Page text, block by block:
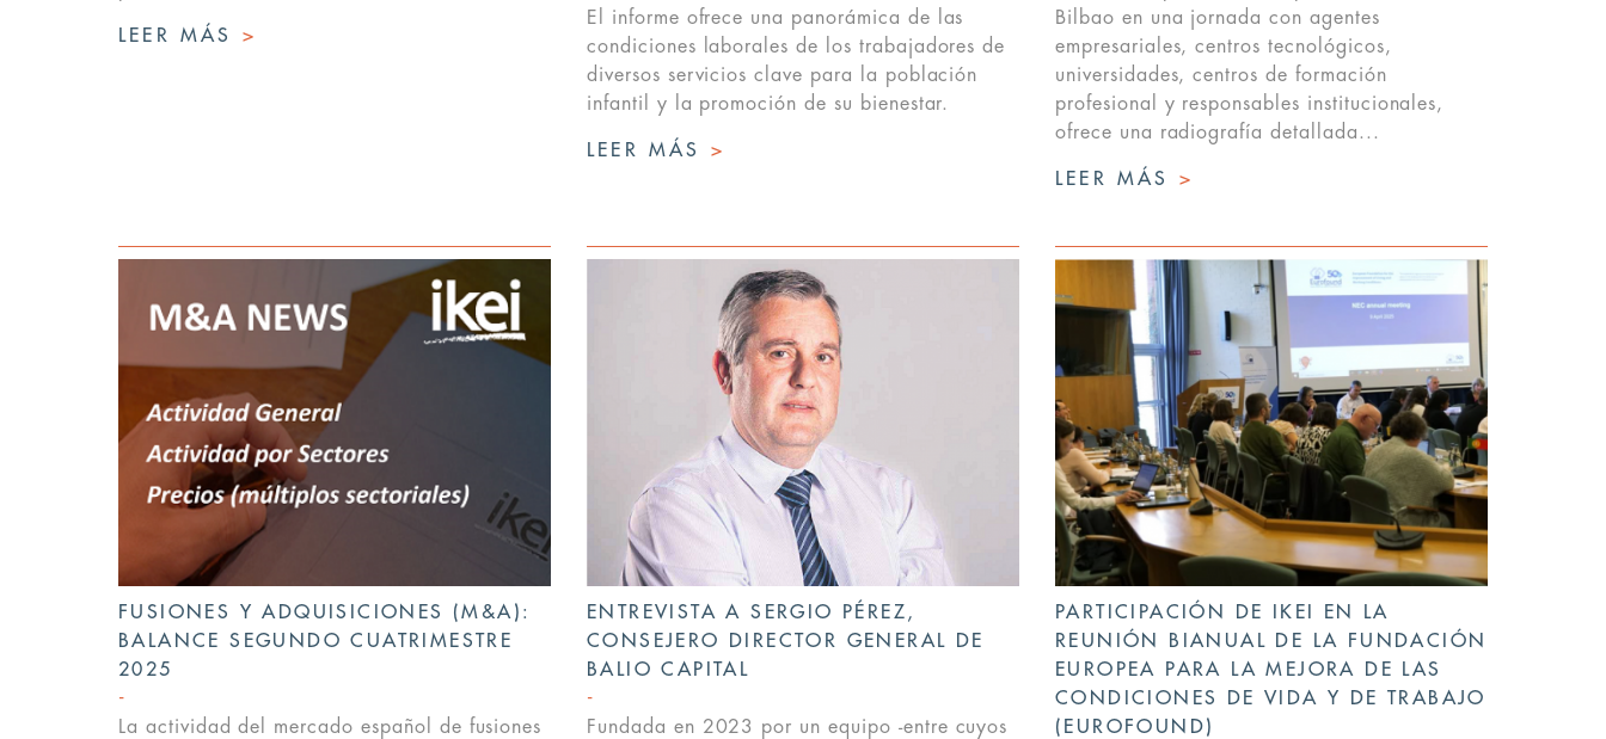
LEER MÁS >
El informe ofrece una panorámica de las
condiciones laborales de los trabajadores de
diversos servicios clave para la población
infantil y la promoción de su bienestar.
LEER MÁS >
Bilbao en una jornada con agentes
empresariales, centros tecnológicos,
universidades, centros de formación
profesional y responsables institucionales,
ofrece una radiografía detallada...
LEER MÁS >
FUSIONES Y ADQUISICIONES (M&A):
BALANCE SEGUNDO CUATRIMESTRE
2025
La actividad del mercado español de fusiones
ENTREVISTA A SERGIO PÉREZ,
CONSEJERO DIRECTOR GENERAL DE
BALIO CAPITAL
Fundada en 2023 por un equipo -entre cuyos
PARTICIPACIÓN DE IKEI EN LA
REUNIÓN BIANUAL DE LA FUNDACIÓN
EUROPEA PARA LA MEJORA DE LAS
CONDICIONES DE VIDA Y DE TRABAJO
(EUROFOUND)